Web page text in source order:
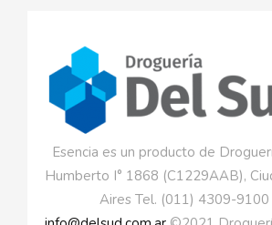
Esencia es un producto de
Humberto I° 1868 (C1229AAB),
Aires Tel. (011) 4309-9100